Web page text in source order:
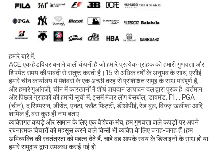
हमारे बारे में:
ACE एक हेडवियर बनाने वाली कंपनी है जो हमारे प्रत्येक ग्राहक को हमारी गुणवत्ता और
शिपमेंट समय की पाबंदी से संतुष्ट करती है।15 से अधिक वर्षों के अनुभव के साथ, एसीई
हमारे चीन कार्यालय में पेशेवरों के एक अच्छी तरह से प्रशिक्षित समूह के साथ परिपूर्ण है,
और हमारे गुआंगज़ौ, चीन में कारखानों में शीर्ष पायदान उत्पादन दल द्वारा पूरक है।वर्तमान
और पिछले ग्राहकों की हमारी सूची में, इसमें मेजर लीग बेसबॉल, डायमंड, F1, , PGA
(चीन), द सिम्पसन, डीसेंट, एनटा, फ्लैट फिट्टी, डीओपीई, रेड बुल, विज्ज़ खलीफा आदि
शामिल हैं, बस कुछ ही नाम बताएं
व्यक्तिगत कपड़े और सामान के लिए एक वैश्विक मंच, हम गुणवत्ता वाले कपड़ों पर अपने
रचनात्मक विचारों को महसूस करने वाले किसी भी व्यक्ति के लिए जगह-जगह हैं।हम
अभिव्यक्ति की स्वतंत्रता को महत्व देते हैं, चाहे वह आपके स्वयं के डिजाइनों के साथ हो या
हमारे समुदाय द्वारा उपलब्ध कराई गई हो